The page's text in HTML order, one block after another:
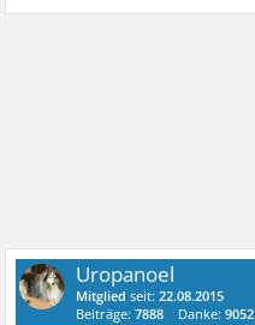
Uropanoel
Mitglied seit:22.08.2015
Beiträge:7888 Danke:9052